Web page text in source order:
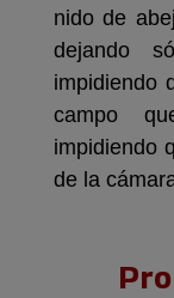
nido de
dejando
impidiendo
campo
impidiendo
de la